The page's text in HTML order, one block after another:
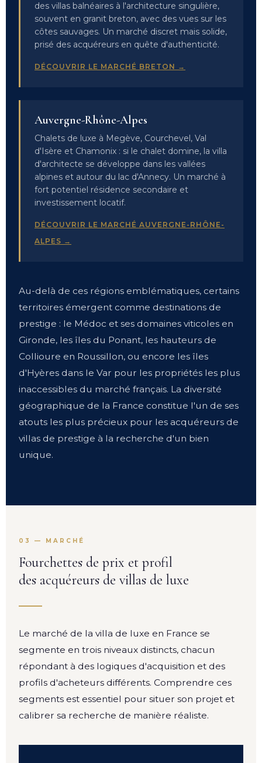
des villas balnéaires à l'architecture singulière,
souvent en granit breton, avec des vues sur les
côtes sauvages. Un marché discret mais solide,
prisé des acquéreurs en quête d'authenticité.
DÉCOUVRIR LE MARCHÉ BRETON →
Auvergne-Rhône-Alpes
Chalets de luxe à Megève, Courchevel, Val
d'Isère et Chamonix : si le chalet domine, la villa
d'architecte se développe dans les vallées
alpines et autour du lac d'Annecy. Un marché à
fort potentiel résidence secondaire et
investissement locatif.
DÉCOUVRIR LE MARCHÉ AUVERGNE-RHÔNE-
ALPES →
Au-delà de ces régions emblématiques, certains
territoires émergent comme destinations de
prestige : le Médoc et ses domaines viticoles en
Gironde, les îles du Ponant, les hauteurs de
Collioure en Roussillon, ou encore les îles
d'Hyères dans le Var pour les propriétés les plus
inaccessibles du marché français. La diversité
géographique de la France constitue l'un de ses
atouts les plus précieux pour les acquéreurs de
villas de prestige à la recherche d'un bien
unique.
03 — MARCHÉ
Fourchettes de prix et profil
des acquéreurs de villas de luxe
Le marché de la villa de luxe en France se
segmente en trois niveaux distincts, chacun
répondant à des logiques d'acquisition et des
profils d'acheteurs différents. Comprendre ces
segments est essentiel pour situer son projet et
calibrer sa recherche de manière réaliste.